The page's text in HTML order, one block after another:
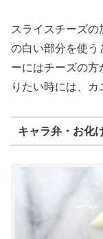
スライスチーズ
の白い部分を使う
ーにはチーズの
りたい時には、カ
キャラ弁・お化